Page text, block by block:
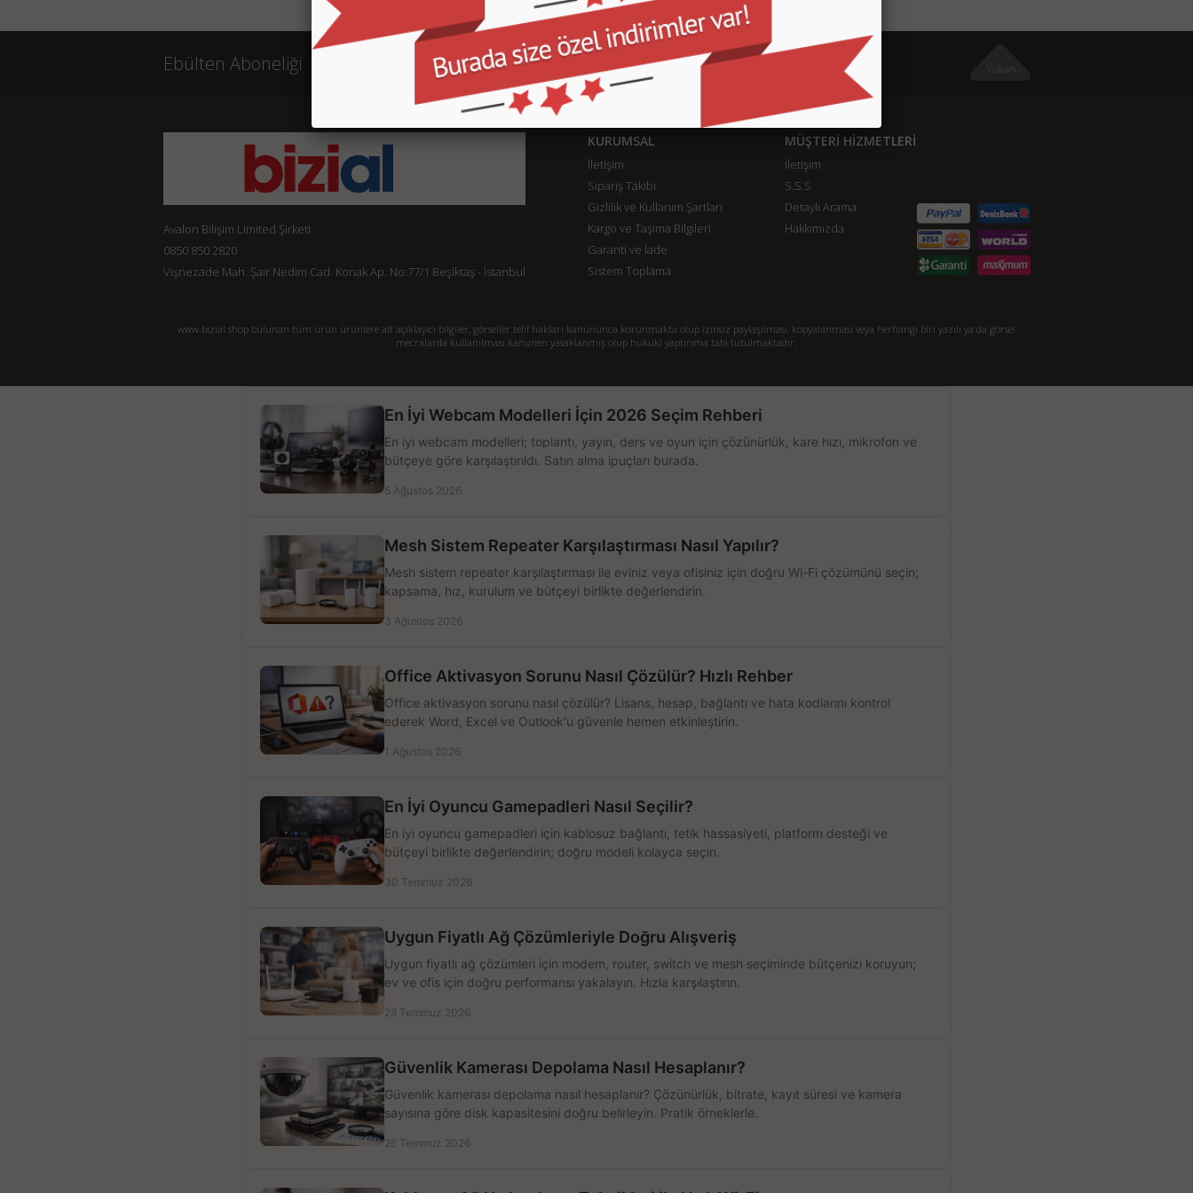
Ebülten Aboneliği
Avalon Bilişim Limited Şirketi
0850 850 2820
Vişnezade Mah. Şair Nedim Cad. Konak Ap. No:77/1 Beşiktaş - İstanbul
KURUMSAL
İletişim
Sipariş Takibi
Gizlilik ve Kullanım Şartları
Kargo ve Taşıma Bilgileri
Garanti ve İade
Sistem Toplama
MÜŞTERİ HİZMETLERİ
İletişim
S.S.S.
Detaylı Arama
Hakkımızda
www.bizial.shop bulunan tüm ürün ürünlere ait açıklayıcı bilgiler, görseller telif hakları kanununca korunmakta olup izinsiz paylaşılması, kopyalanması veya herhangi biri yazılı ya da görsel
mecralarda kullanılması kanunen yasaklanmış olup hukuki yaptırıma tabi tutulmaktadır.
En İyi Webcam Modelleri İçin 2026 Seçim Rehberi
En iyi webcam modelleri; toplantı, yayın, ders ve oyun için çözünürlük, kare hızı, mikrofon ve
bütçeye göre karşılaştırıldı. Satın alma ipuçları burada.
5 Ağustos 2026
Mesh Sistem Repeater Karşılaştırması Nasıl Yapılır?
Mesh sistem repeater karşılaştırması ile eviniz veya ofisiniz için doğru Wi-Fi çözümünü seçin;
kapsama, hız, kurulum ve bütçeyi birlikte değerlendirin.
3 Ağustos 2026
Office Aktivasyon Sorunu Nasıl Çözülür? Hızlı Rehber
Office aktivasyon sorunu nasıl çözülür? Lisans, hesap, bağlantı ve hata kodlarını kontrol
ederek Word, Excel ve Outlook'u güvenle hemen etkinleştirin.
1 Ağustos 2026
En İyi Oyuncu Gamepadleri Nasıl Seçilir?
En iyi oyuncu gamepadleri için kablosuz bağlantı, tetik hassasiyeti, platform desteği ve
bütçeyi birlikte değerlendirin; doğru modeli kolayca seçin.
30 Temmuz 2026
Uygun Fiyatlı Ağ Çözümleriyle Doğru Alışveriş
Uygun fiyatlı ağ çözümleri için modem, router, switch ve mesh seçiminde bütçenizi koruyun;
ev ve ofis için doğru performansı yakalayın. Hızla karşılaştırın.
28 Temmuz 2026
Güvenlik Kamerası Depolama Nasıl Hesaplanır?
Güvenlik kamerası depolama nasıl hesaplanır? Çözünürlük, bitrate, kayıt süresi ve kamera
sayısına göre disk kapasitesini doğru belirleyin. Pratik örneklerle.
26 Temmuz 2026